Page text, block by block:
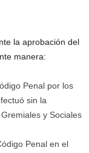
la aprobación del
manera:
Penal por los
sin la
y Sociales
Penal en el